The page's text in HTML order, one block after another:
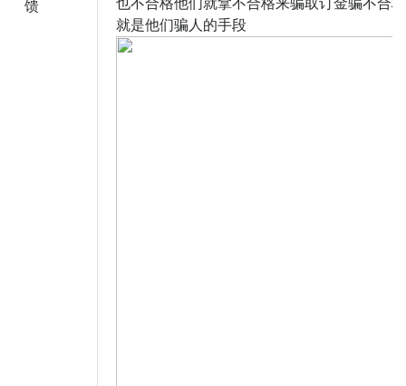
馈
就是他们骗人的手段